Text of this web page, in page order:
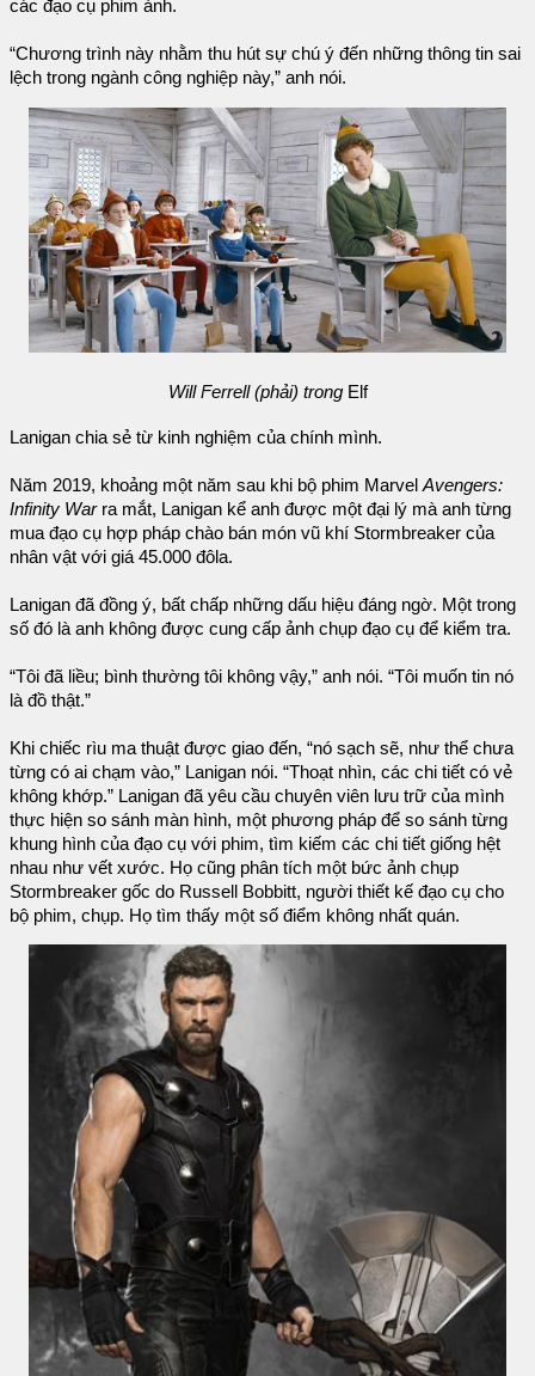
các đạo cụ phim ảnh.
“Chương trình này nhằm thu hút sự chú ý đến những thông tin sai
lệch trong ngành công nghiệp này,” anh nói.
Will Ferrell (phải) trong Elf
Lanigan chia sẻ từ kinh nghiệm của chính mình.
Năm 2019, khoảng một năm sau khi bộ phim Marvel Avengers:
Infinity Warra mắt, Lanigan kể anh được một đại lý mà anh từng
mua đạo cụ hợp pháp chào bán món vũ khí Stormbreaker của
nhân vật với giá 45.000 đôla.
Lanigan đã đồng ý, bất chấp những dấu hiệu đáng ngờ. Một trong
số đó là anh không được cung cấp ảnh chụp đạo cụ để kiểm tra.
“Tôi đã liều; bình thường tôi không vậy,” anh nói. “Tôi muốn tin nó
là đồ thật.”
Khi chiếc rìu ma thuật được giao đến, “nó sạch sẽ, như thể chưa
từng có ai chạm vào,” Lanigan nói. “Thoạt nhìn, các chi tiết có vẻ
không khớp.” Lanigan đã yêu cầu chuyên viên lưu trữ của mình
thực hiện so sánh màn hình, một phương pháp để so sánh từng
khung hình của đạo cụ với phim, tìm kiếm các chi tiết giống hệt
nhau như vết xước. Họ cũng phân tích một bức ảnh chụp
Stormbreaker gốc do Russell Bobbitt, người thiết kế đạo cụ cho
bộ phim, chụp. Họ tìm thấy một số điểm không nhất quán.